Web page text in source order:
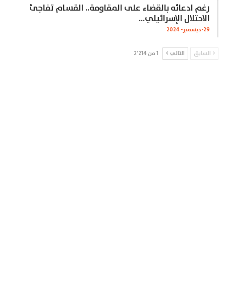
رغم ادعائه بالقضاء على المقاومة.. القسام تفاجئ
الاحتلال الإسرائيلي…
29-ديسمبر- 2024
السابق التالي 1 من 2٬214